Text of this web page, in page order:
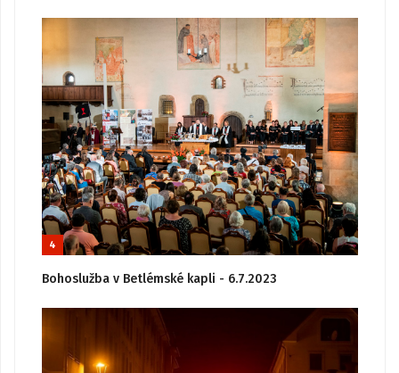
4
Bohoslužba v Betlémské kapli - 6.7.2023